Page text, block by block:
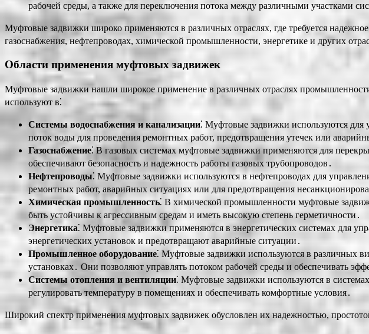
рабочей среды, а также для переключения потока между различными участками
Муфтовые задвижки широко применяются в различных отраслях, где требуется
газоснабжения, нефтепроводах, химической промышленности, энергетике и других
Области применения муфтовых задвижек
Муфтовые задвижки нашли широкое применение в различных отраслях
используют в⁚
Системы водоснабжения и канализации⁚ Муфтовые задвижки используются
поток воды для проведения ремонтных работ, предотвращения утечек или
Газоснабжение⁚ В газовых системах муфтовые задвижки применяются для
обеспечивают безопасность и надежность работы газовых трубопроводов․
Нефтепроводы⁚ Муфтовые задвижки используются в нефтепроводах для
ремонтных работ, аварийных ситуациях или для предотвращения
Химическая промышленность⁚ В химической промышленности муфтовые
быть устойчивы к агрессивным средам и иметь высокую степень герметичности․
Энергетика⁚ Муфтовые задвижки применяются в энергетических системах для
энергетических установок и предотвращают аварийные ситуации․
Промышленное оборудование⁚ Муфтовые задвижки используются в различных
установках․ Они позволяют управлять потоком рабочей среды и обеспечивать
Системы отопления и вентиляции⁚ Муфтовые задвижки используются в
регулировать температуру в помещениях и обеспечивать комфортные условия․
Широкий спектр применения муфтовых задвижек обусловлен их надежностью,